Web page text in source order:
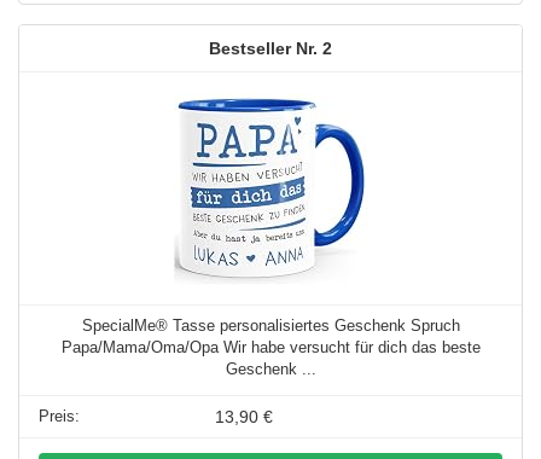
2
SpecialMe® Tasse personalisiertes Geschenk Spruch
Papa/Mama/Oma/Opa Wir habe versucht für dich das beste
Geschenk ...
13,90 €